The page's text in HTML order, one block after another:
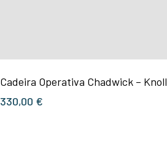
Cadeira Operativa Chadwick – Knoll
330,00 €